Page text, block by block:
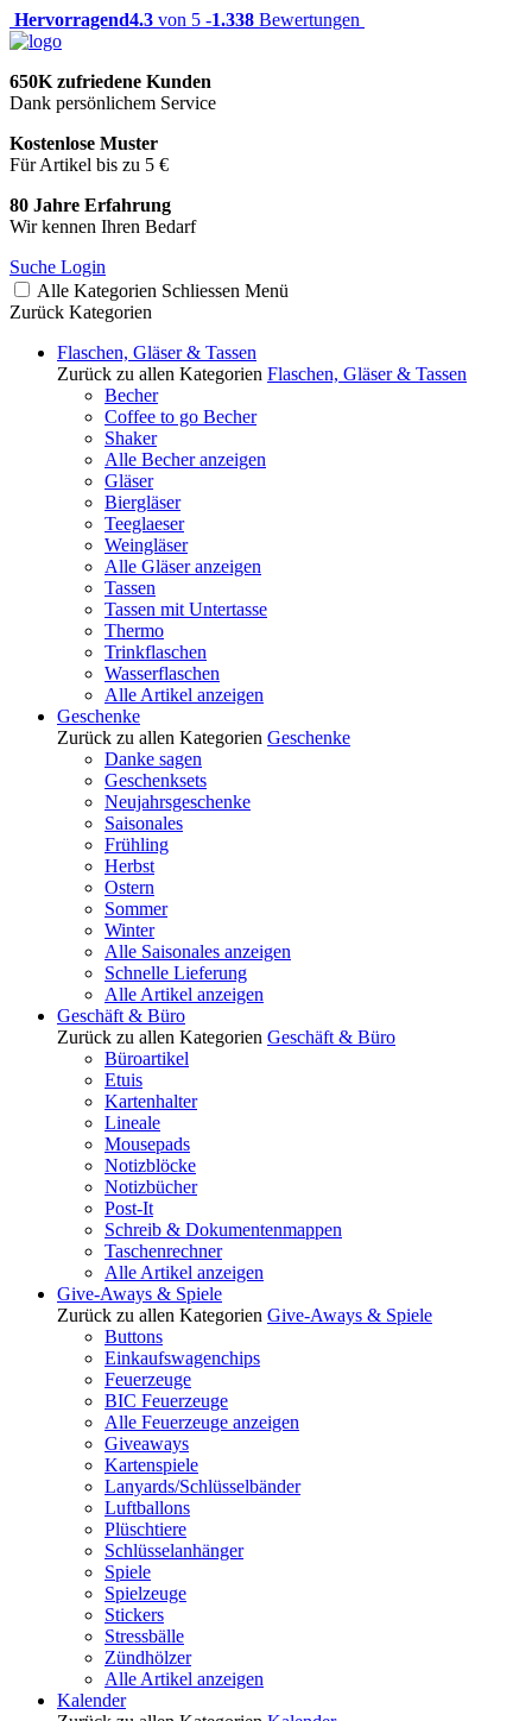
Hervorragend4.3 von 5 -1.338 Bewertungen
650K zufriedene Kunden
Dank persönlichem Service
Kostenlose Muster
Für Artikel bis zu 5 €
80 Jahre Erfahrung
Wir kennen Ihren Bedarf
Suche Login
Alle Kategorien Schliessen Menü
Zurück Kategorien
Flaschen, Gläser & Tassen
Zurück zu allen Kategorien Flaschen, Gläser & Tassen
Becher
Coffee to go Becher
Shaker
Alle Becher anzeigen
Gläser
Biergläser
Teeglaeser
Weingläser
Alle Gläser anzeigen
Tassen
Tassen mit Untertasse
Thermo
Trinkflaschen
Wasserflaschen
Alle Artikel anzeigen
Geschenke
Zurück zu allen Kategorien Geschenke
Danke sagen
Geschenksets
Neujahrsgeschenke
Saisonales
Frühling
Herbst
Ostern
Sommer
Winter
Alle Saisonales anzeigen
Schnelle Lieferung
Alle Artikel anzeigen
Geschäft & Büro
Zurück zu allen Kategorien Geschäft & Büro
Büroartikel
Etuis
Kartenhalter
Lineale
Mousepads
Notizblöcke
Notizbücher
Post-It
Schreib & Dokumentenmappen
Taschenrechner
Alle Artikel anzeigen
Give-Aways & Spiele
Zurück zu allen Kategorien Give-Aways & Spiele
Buttons
Einkaufswagenchips
Feuerzeuge
BIC Feuerzeuge
Alle Feuerzeuge anzeigen
Giveaways
Kartenspiele
Lanyards/Schlüsselbänder
Luftballons
Plüschtiere
Schlüsselanhänger
Spiele
Spielzeuge
Stickers
Stressbälle
Zündhölzer
Alle Artikel anzeigen
Kalender